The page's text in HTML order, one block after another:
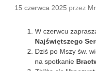
15 czerwca 2025 przez
W czerwcu
Najświętszego
Dziś po Mszy św.
na spotkanie